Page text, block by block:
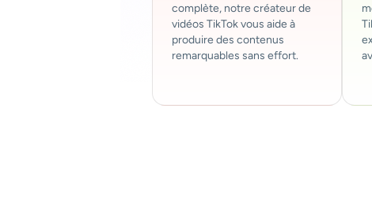
complète, notre créateur de
vidéos TikTok vous aide à
produire des contenus
remarquables sans effort.